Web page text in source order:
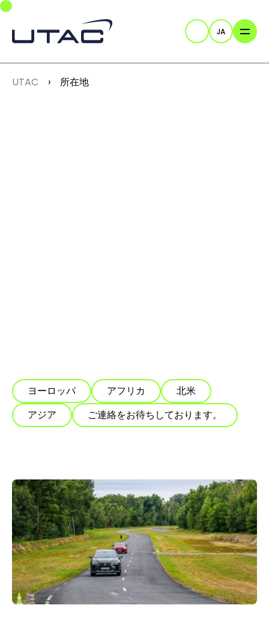
Skip to main navigation
Skip to main content
Skip to page footer
検索JA
You are here:
UTAC 所在地
ヨーロッパ アフリカ
北米
アジア
ご連絡をお待ちしております。